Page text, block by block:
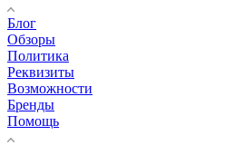
Блог
Обзоры
Политика
Реквизиты
Возможности
Бренды
Помощь